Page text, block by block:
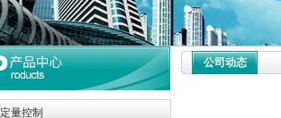
定量控制
公司动态